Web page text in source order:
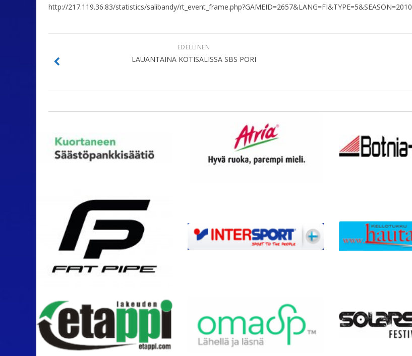
http://217.119.36.83/statistics/salibandy/rt_event_frame.php?GAMEID=2657&LANG=FI&TYPE=5&SEASON=2010
EDELLINEN
LAUANTAINA KOTISALISSA SBS PORI